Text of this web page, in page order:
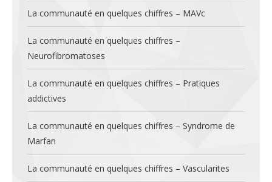
La communauté en quelques chiffres – MAVc
La communauté en quelques chiffres –
Neurofibromatoses
La communauté en quelques chiffres – Pratiques
addictives
La communauté en quelques chiffres – Syndrome de
Marfan
La communauté en quelques chiffres – Vascularites